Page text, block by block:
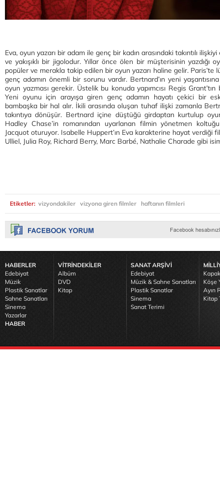
Eva, oyun yazarı bir adam ile genç bir kadın arasındaki takıntılı
ve yakışıklı bir jigolodur. Yıllar önce ölen bir müşterisinin yazdığı
popüler ve merakla takip edilen bir oyun yazarı haline gelir. Paris’te
genç adamın önemli bir sorunu vardır. Bertnard’ın yeni
oyun yazması gerekir. Üstelik bu konuda yapımcısı Regis Grant’tın
Yeni oyunu için arayışa giren genç adamın hayatı çekici bir
bambaşka bir hal alır. İkili arasında oluşan tuhaf ilişki zamanla
takıntıya dönüşür. Bertnard içine düştüğü girdaptan kurtulup
Hadley Chase’in romanından uyarlanan filmin yönetmen
Jacquot oturuyor. Isabelle Huppert’ın Eva karakterine hayat verdiği
Ulliel, Julia Roy, Richard Berry, Marc Barbé, Nathalie Charade gibi
Etiketler: vizyondakiler vizyona giren filmler haftanın filmleri
HABERLER
Edebiyat
Müzik
Plastik Sanatlar
Sahne Sanatları
Sinema
Yazarlar
HABER
VİTRİNDEKİLER
Albüm
DVD
Kitap
SANAT ARŞİVİ
Edebiyat
Müzik & Sahne Sanatları
Plastik Sanatlar
Sinema
Sanat Terimi
Köşe
Ayın
Kitap